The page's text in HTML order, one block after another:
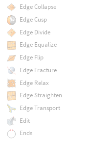
Edge Collapse
Edge Cusp
Edge Divide
Edge Equalize
Edge Flip
Edge Fracture
Edge Relax
Edge Straighten
Edge Transport
Edit
Ends